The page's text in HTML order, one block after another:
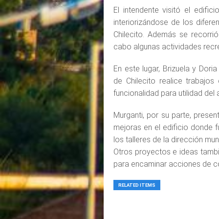
El intendente visitó el
interiorizándose de los
Chilecito. Además se
cabo algunas actividades
En este lugar, Brizuela y
de Chilecito realice
funcionalidad para utilidad del
Murganti, por su parte,
mejoras en el edificio donde
los talleres de la dirección
Otros proyectos e ideas
para encaminar acciones de
RELATED ITEMS